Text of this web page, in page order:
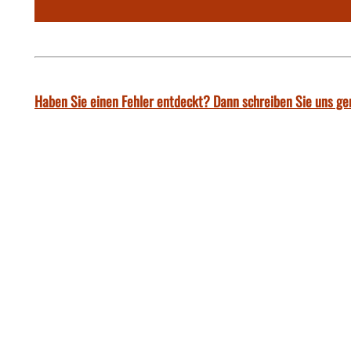
Haben Sie einen Fehler entdeckt? Dann schreiben Sie uns